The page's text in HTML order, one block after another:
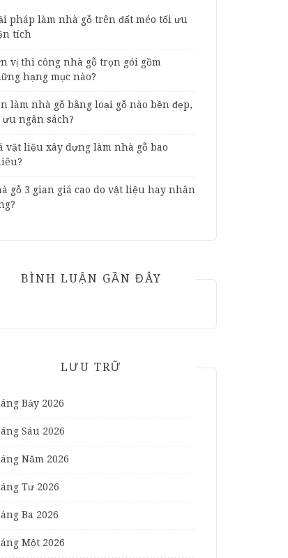
pháp làm nhà gỗ trên đất méo tối ưu
tích
vị thi công nhà gỗ trọn gói gồm
hạng mục nào?
làm nhà gỗ bằng loại gỗ nào bền đẹp,
ưu ngân sách?
vật liệu xây dựng làm nhà gỗ bao
gỗ 3 gian giá cao do vật liệu hay nhân
BÌNH LUẬN GẦN ĐÂY
LƯU TRỮ
Bảy 2026
Sáu 2026
Năm 2026
Tư 2026
Ba 2026
Một 2026